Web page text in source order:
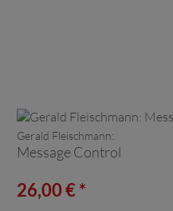
Gerald Fleischmann:
Message Control
26,00 € *